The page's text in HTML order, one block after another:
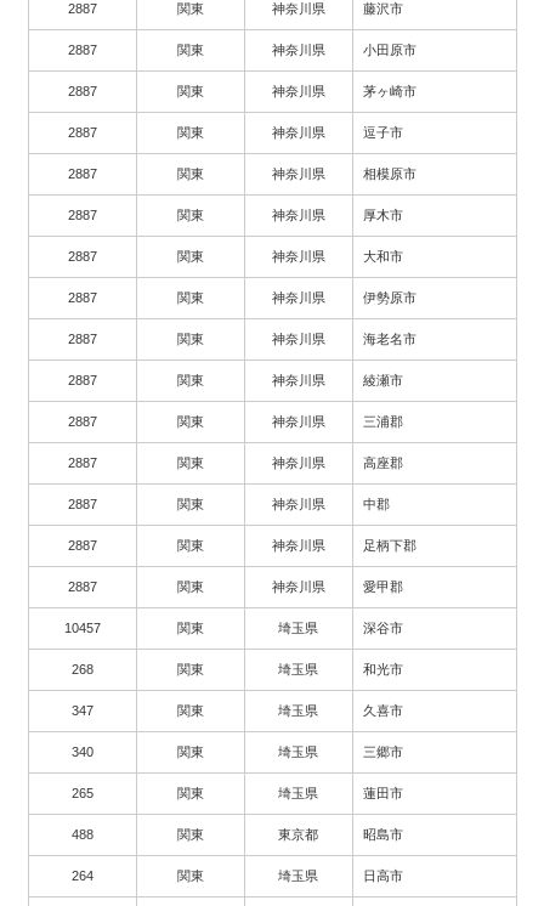
2887 関東 神奈川県 藤沢市
2887 関東 神奈川県 小田原市
2887 関東 神奈川県 茅ヶ崎市
2887 関東 神奈川県 逗子市
2887 関東 神奈川県 相模原市
2887 関東 神奈川県 厚木市
2887 関東 神奈川県 大和市
2887 関東 神奈川県 伊勢原市
2887 関東 神奈川県 海老名市
2887 関東 神奈川県 綾瀬市
2887 関東 神奈川県 三浦郡
2887 関東 神奈川県 高座郡
2887 関東 神奈川県 中郡
2887 関東 神奈川県 足柄下郡
2887 関東 神奈川県 愛甲郡
10457 関東 埼玉県 深谷市
268 関東 埼玉県 和光市
347 関東 埼玉県 久喜市
340 関東 埼玉県 三郷市
265 関東 埼玉県 蓮田市
488 関東 東京都 昭島市
264 関東 埼玉県 日高市